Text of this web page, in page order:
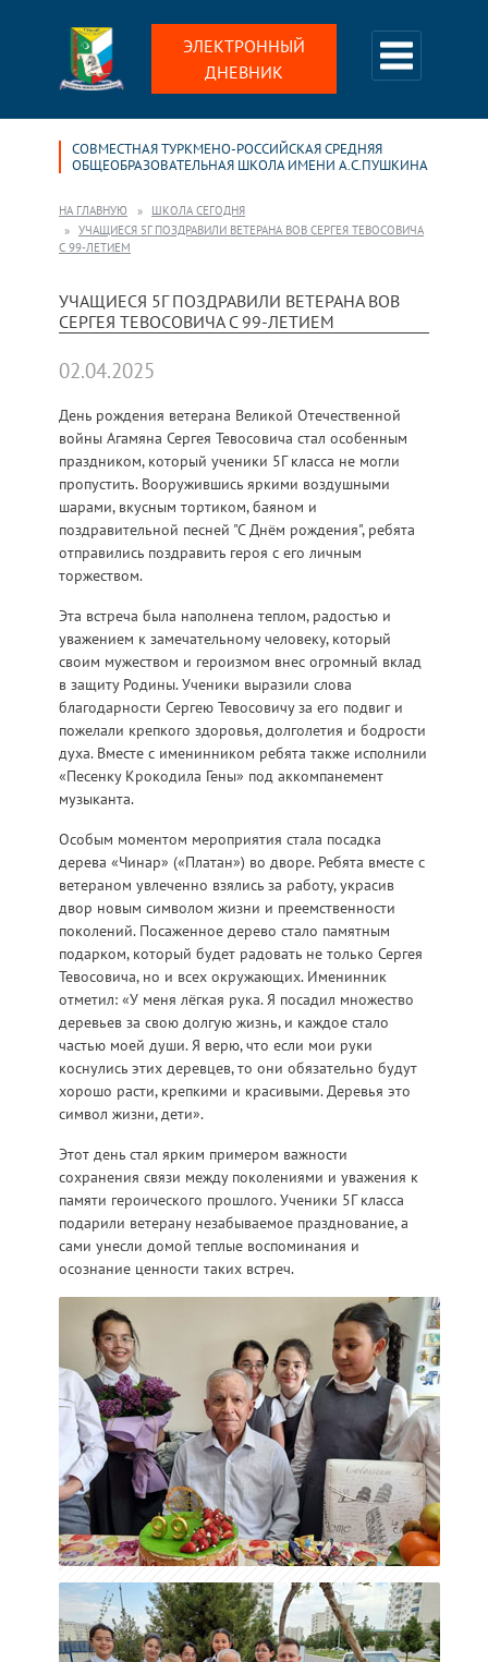
ЭЛЕКТРОННЫЙ
ДНЕВНИК
СОВМЕСТНАЯ ТУРКМЕНО-РОССИЙСКАЯ СРЕДНЯЯ
ОБЩЕОБРАЗОВАТЕЛЬНАЯ ШКОЛА ИМЕНИ А.С.ПУШКИНА
НА ГЛАВНУЮ
ШКОЛА СЕГОДНЯ
УЧАЩИЕСЯ 5Г ПОЗДРАВИЛИ ВЕТЕРАНА ВОВ СЕРГЕЯ ТЕВОСОВИЧА
С 99-ЛЕТИЕМ
УЧАЩИЕСЯ 5Г ПОЗДРАВИЛИ ВЕТЕРАНА ВОВ
СЕРГЕЯ ТЕВОСОВИЧА С 99-ЛЕТИЕМ
02.04.2025
День рождения ветерана Великой Отечественной
войны Агамяна Сергея Тевосовича стал особенным
праздником, который ученики 5Г класса не могли
пропустить. Вооружившись яркими воздушными
шарами, вкусным тортиком, баяном и
поздравительной песней "С Днём рождения", ребята
отправились поздравить героя с его личным
торжеством.
Эта встреча была наполнена теплом, радостью и
уважением к замечательному человеку, который
своим мужеством и героизмом внес огромный вклад
в защиту Родины. Ученики выразили слова
благодарности Сергею Тевосовичу за его подвиг и
пожелали крепкого здоровья, долголетия и бодрости
духа. Вместе с именинником ребята также исполнили
«Песенку Крокодила Гены» под аккомпанемент
музыканта.
Особым моментом мероприятия стала посадка
дерева «Чинар» («Платан») во дворе. Ребята вместе с
ветераном увлеченно взялись за работу, украсив
двор новым символом жизни и преемственности
поколений. Посаженное дерево стало памятным
подарком, который будет радовать не только Сергея
Тевосовича, но и всех окружающих. Именинник
отметил: «У меня лёгкая рука. Я посадил множество
деревьев за свою долгую жизнь, и каждое стало
частью моей души. Я верю, что если мои руки
коснулись этих деревцев, то они обязательно будут
хорошо расти, крепкими и красивыми. Деревья это
символ жизни, дети».
Этот день стал ярким примером важности
сохранения связи между поколениями и уважения к
памяти героического прошлого. Ученики 5Г класса
подарили ветерану незабываемое празднование, а
сами унесли домой теплые воспоминания и
осознание ценности таких встреч.